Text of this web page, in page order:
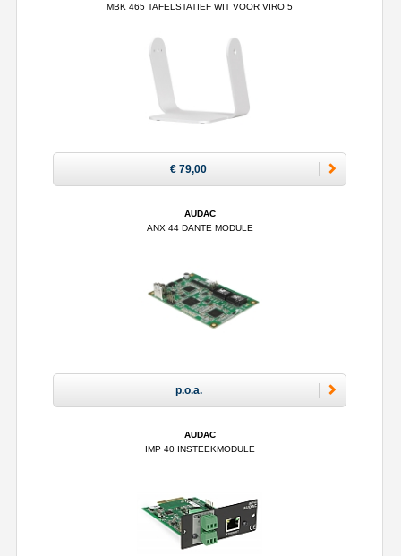
MBK 465 TAFELSTATIEF WIT VOOR VIRO 5
€ 79,00
AUDAC
ANX 44 DANTE MODULE
p.o.a.
AUDAC
IMP 40 INSTEEKMODULE